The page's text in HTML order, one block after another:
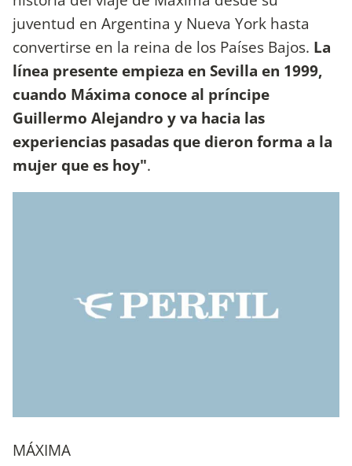
juventud en Argentina y Nueva York hasta
convertirse en la reina de los Países Bajos. La
línea presente empieza en Sevilla en 1999,
cuando Máxima conoce al príncipe
Guillermo Alejandro y va hacia las
experiencias pasadas que dieron forma a la
mujer que es hoy".
MÁXIMA